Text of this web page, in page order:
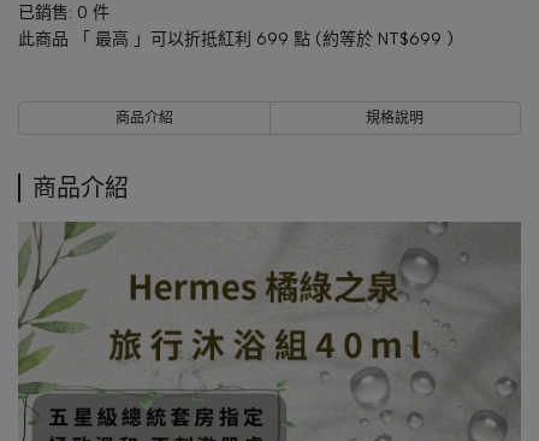
已銷售: 0 件
此商品 「 最高 」可以折抵紅利 699 點 (約等於 NT$699 )
商品介紹 規格說明
商品介紹